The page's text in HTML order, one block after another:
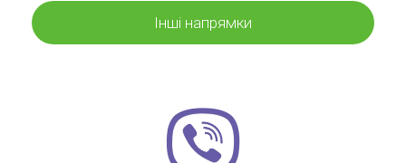
Інші напрямки